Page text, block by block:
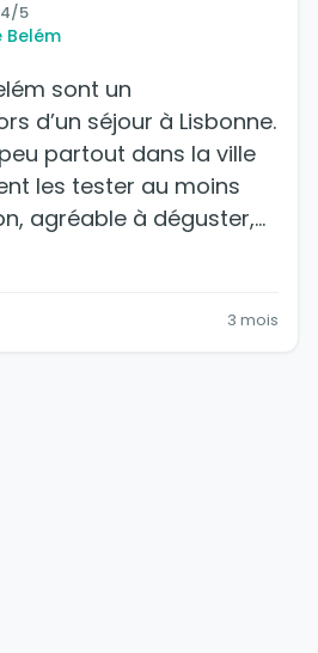
4/5
Belém
sont un
d’un séjour à Lisbonne.
partout dans la ville
les tester au moins
agréable à déguster,…
3 mois